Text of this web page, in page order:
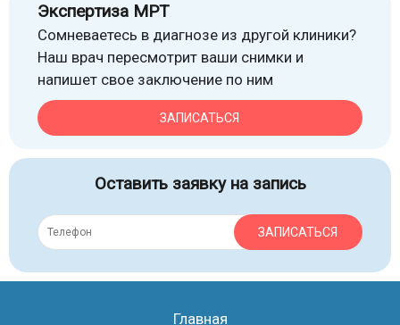
Экспертиза МРТ
Сомневаетесь в диагнозе из другой клиники?
Наш врач пересмотрит ваши снимки и
напишет свое заключение по ним
ЗАПИСАТЬСЯ
Оставить заявку на запись
ЗАПИСАТЬСЯ
Главная